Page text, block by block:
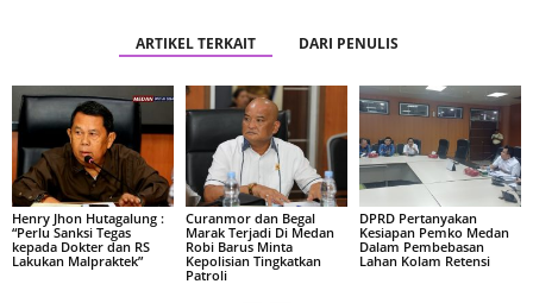
ARTIKEL TERKAIT DARI PENULIS
Henry Jhon Hutagalung :
“Perlu Sanksi Tegas
kepada Dokter dan RS
Lakukan Malpraktek”
Curanmor dan Begal
Marak Terjadi Di Medan
Robi Barus Minta
Kepolisian Tingkatkan
Patroli
DPRD Pertanyakan
Kesiapan Pemko Medan
Dalam Pembebasan
Lahan Kolam Retensi